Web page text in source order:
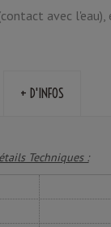
avec
+ D'INFOS
Techniques :